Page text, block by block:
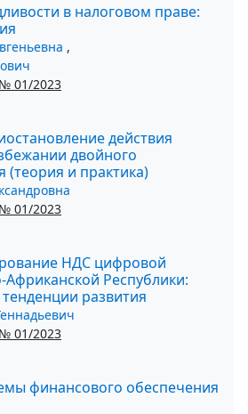
в налоговом праве:
,
01/2023
действия
двойного
(теория и практика)
01/2023
НДС цифровой
Республики:
развития
01/2023
финансового обеспечения